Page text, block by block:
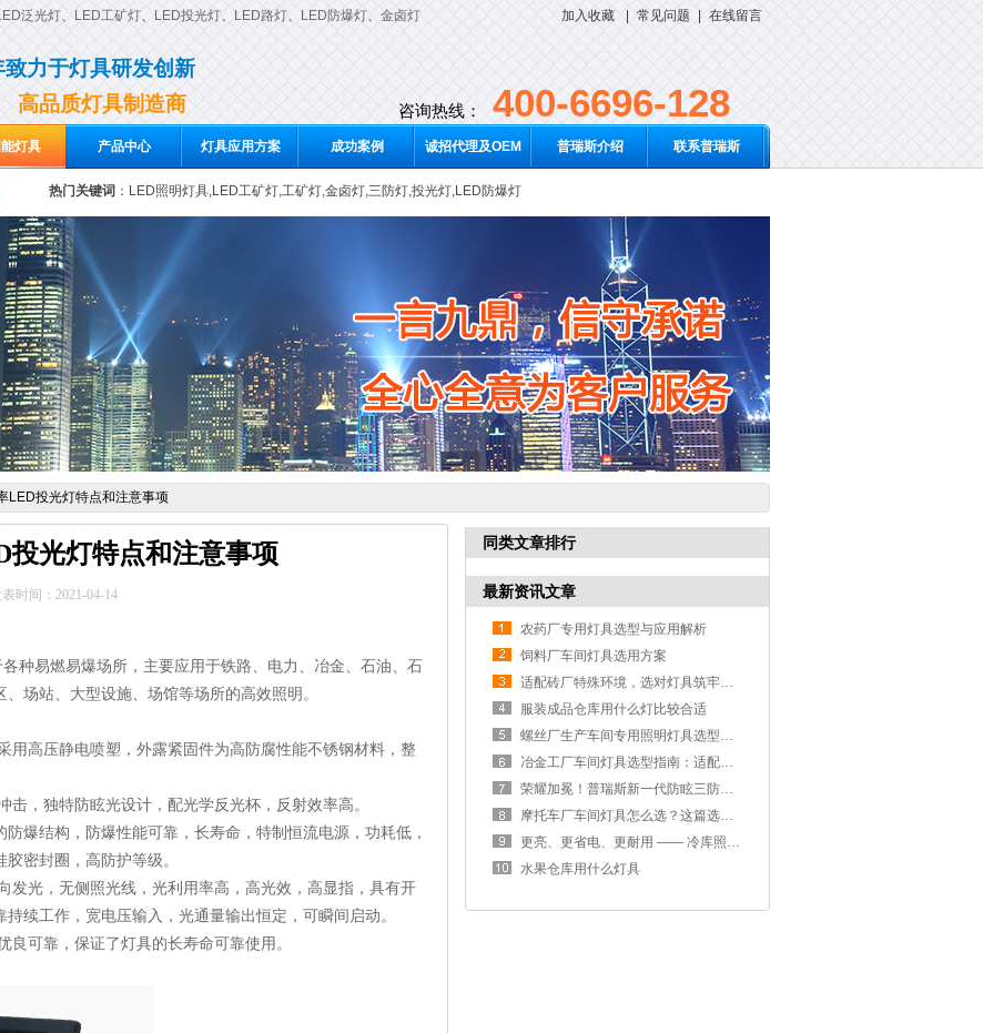
加入收藏 常见问题 在线留言
泛光灯、 LED工矿灯、 LED投光灯、 LED路灯、 LED防爆灯、 金卤灯
致力于灯具研发创新
高品质灯具制造商
咨询热线： 400-6696-128
灯具 产品中心 灯具应用方案 成功案例 诚招代理及OEM 普瑞斯介绍 联系普瑞斯
热门关键词 ： LED照明灯具,LED工矿灯,工矿灯,金卤灯,三防灯,投光灯,LED防爆灯
LED投光灯特点和注意事项
投光灯特点和注意事项
时间：2021-04-14
种易燃易爆场所，主要应用于铁路、电力、冶金、石油、石
场站、大型设施、场馆等场所的高效照明。
用高压静电喷塑，外露紧固件为高防腐性能不锈钢材料，整
击，独特防眩光设计，配光学反光杯，反射效率高。
爆结构，防爆性能可靠，长寿命，特制恒流电源，功耗低，
密封圈，高防护等级。
发光，无侧照光线，光利用率高，高光效，高显指，具有开
续工作，宽电压输入，光通量输出恒定，可瞬间启动。
可靠，保证了灯具的长寿命可靠使用。
同类文章排行
最新资讯文章
农药厂专用灯具选型与应用解析
饲料厂车间灯具选用方案
适配砖厂特殊环境，选对灯具筑牢生产安全线
服装成品仓库用什么灯比较合适
螺丝厂生产车间专用照明灯具选型方案
冶金工厂车间灯具选型指南：适配恶劣工况，筑牢安全照明防线
荣耀加冕！普瑞斯新一代防眩三防灯BC-L斩获2026阿拉丁神灯奖
摩托车厂车间灯具怎么选？这篇选型指南，帮你避坑又节能
更亮、更省电、更耐用 —— 冷库照明优选
水果仓库用什么灯具